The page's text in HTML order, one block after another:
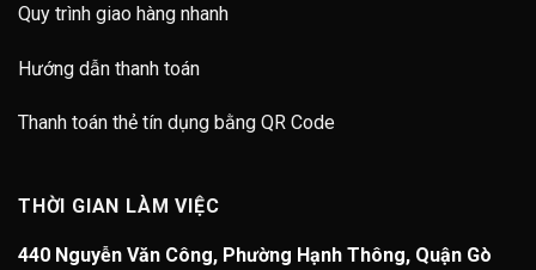
Quy trình giao hàng nhanh
Hướng dẫn thanh toán
Thanh toán thẻ tín dụng bằng QR Code
THỜI GIAN LÀM VIỆC
440 Nguyễn Văn Công, Phường Hạnh Thông, Quận Gò